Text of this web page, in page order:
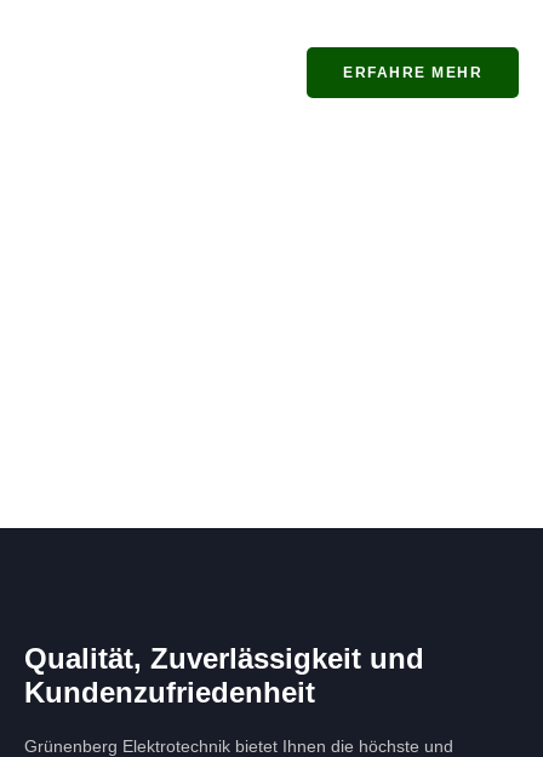
ERFAHRE MEHR
Qualität, Zuverlässigkeit und
Kundenzufriedenheit
Grünenberg Elektrotechnik bietet Ihnen die höchste und